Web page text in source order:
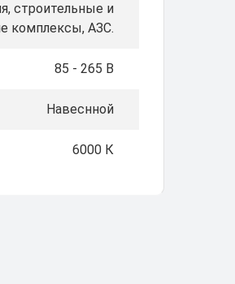
строительные и
комплексы, АЗС.
85 - 265 В
Навеснной
6000 К